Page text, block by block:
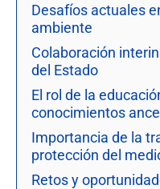
Desafíos actuales
ambiente
Colaboración
del Estado
El rol de la
conocimientos
Importancia de la
protección del
Retos y